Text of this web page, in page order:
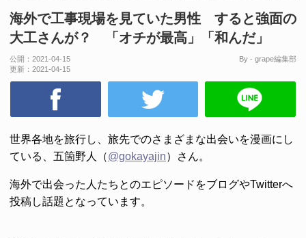
海外で工事現場を見ていた男性 すると強面の
大工さんが？ 「オチが最高」「和んだ」
公開： 2021-04-15
更新： 2021-04-15
By - grape編集部
世界各地を旅行し、旅先でのさまざまな出会いを漫画にし
ている、五箇野人（@gokayajin）さん。
海外で出会った人たちとのエピソードをブログやTwitterへ
投稿し話題となっています。